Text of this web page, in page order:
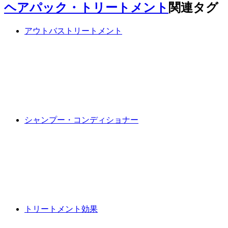
ヘアパック・トリートメント 関連タグ
アウトバストリートメント
シャンプー・コンディショナー
トリートメント効果